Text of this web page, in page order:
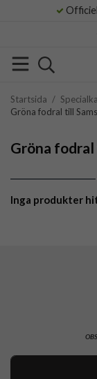
Startsida /
Gröna fodral till
Gröna
Inga produkter